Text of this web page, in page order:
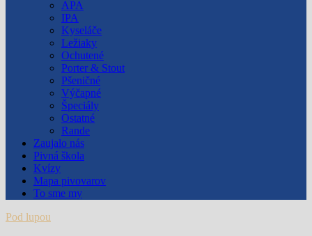
menu
APA
IPA
Kyseláče
Ležiaky
Ochutené
Porter & Stout
Pšeničné
Výčapné
Špeciály
Ostatné
Rande
Zaujalo nás
Pivná škola
Kvízy
Mapa pivovarov
To sme my
Pod lupou